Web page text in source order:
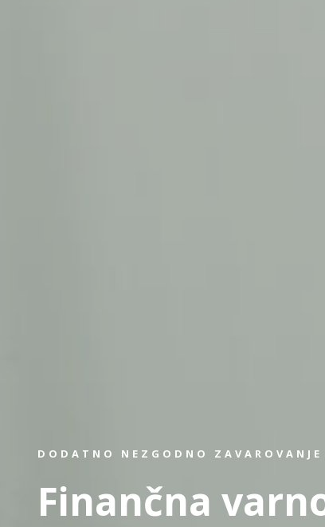
DODATNO NEZGODNO ZAVAROVANJE
Finančna